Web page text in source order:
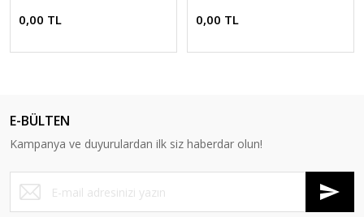
0,00 TL 0,00 TL
E-BÜLTEN
Kampanya ve duyurulardan ilk siz haberdar olun!